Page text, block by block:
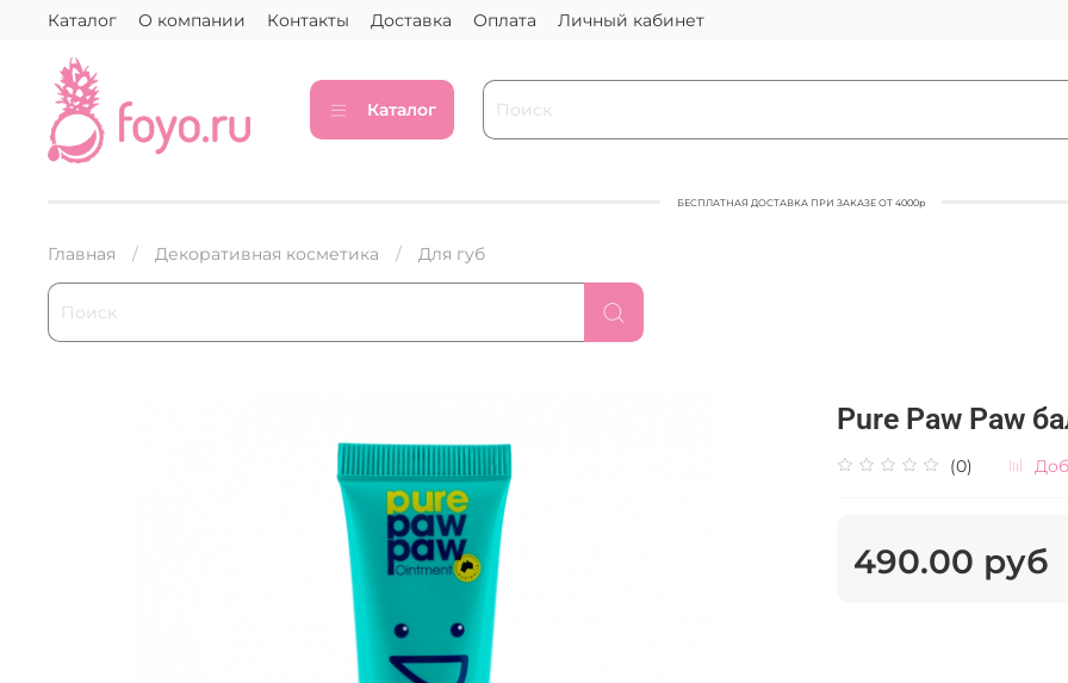
Каталог О компании Контакты Доставка Оплата Личный кабинет
Каталог
БЕСПЛАТНАЯ ДОСТАВКА ПРИ ЗАКАЗЕ ОТ 4000р
Главная Декоративная косметика Для губ
Pure Paw Paw
(0)
490.00 руб